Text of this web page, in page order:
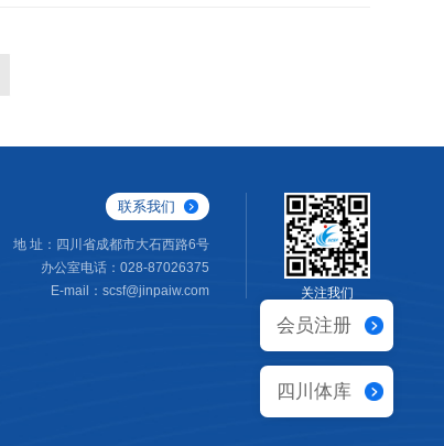
会员注册
四川体库
联系我们
地 址：四川省成都市大石西路6号
办公室电话：028-87026375
E-mail：scsf@jinpaiw.com
关注我们